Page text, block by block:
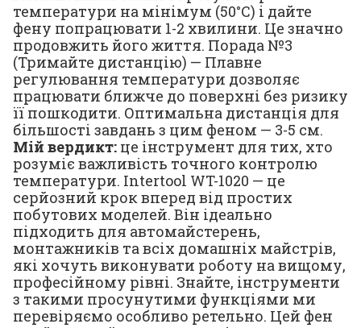
температури на мінімум (50°С) і дайте
фену попрацювати 1-2 хвилини. Це значно
продовжить його життя. Порада №3
(Тримайте дистанцію) — Плавне
регулювання температури дозволяє
працювати ближче до поверхні без ризику
її пошкодити. Оптимальна дистанція для
більшості завдань з цим феном — 3-5 см.
Мій вердикт: це інструмент для тих, хто
розуміє важливість точного контролю
температури. Intertool WT-1020 — це
серйозний крок вперед від простих
побутових моделей. Він ідеально
підходить для автомайстерень,
монтажників та всіх домашніх майстрів,
які хочуть виконувати роботу на вищому,
професійному рівні. Знайте, інструменти
з такими просунутими функціями ми
перевіряємо особливо ретельно. Цей фен